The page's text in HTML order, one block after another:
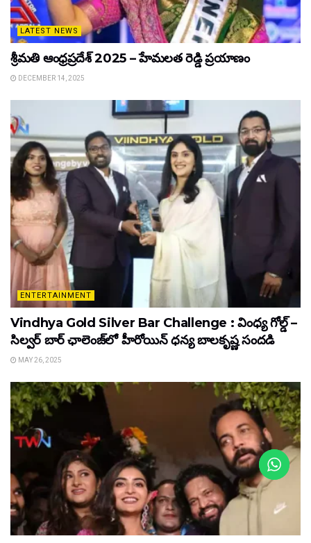
LATEST NEWS
శ్రీమతి ఆంధ్రప్రదేశ్ 2025 – హేమలత రెడ్డి ప్రయాణం
DECEMBER 14, 2025
ENTERTAINMENT
Vindhya Gold Silver Bar Challenge : వింధ్య గోల్డ్ –
సిల్వర్ బార్ ఛాలెంజ్‌లో హీరోయిన్ ధ‌న్య బాల‌కృష్ణ‌ సందడి
MAY 26, 2025